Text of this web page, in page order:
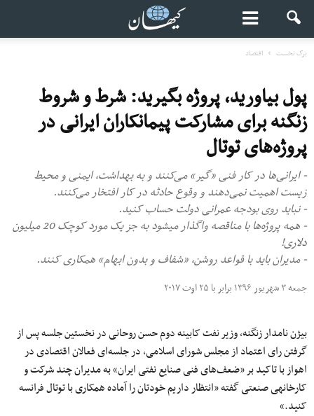
برگ نخست اقتصاد
پول بیاورید، پروژه بگیرید: شرط و شروط
زنگنه برای مشارکت پیمانکاران ایرانی در
پروژه‌های توتال
- ایرانی‌ها در کار فنی «گیر» می‌کنند و به بهداشت، ایمنی و محیط
زیست اهمیت نمی‌دهند و وقوع حادثه در کار افتخار می‌کنند.
- نباید روی بودجه عمرانی دولت حساب کنید.
- همه پروژه‌ها با مناقصه واگذار می‎شود به جز یک مورد کوچک 20 میلیون
دلاری!
- مدیران باید با قواعد روشن، «شفاف و بدون ابهام» همکاری کنند.
جمعه ۳ شهریور ۱۳۹۶ برابر با ۲۵ اوت ۲۰۱۷
بیژن نامدار زنگنه، وزیر نفت کابینه دوم حسن روحانی در نخستین جلسه پس از
گرفتن رای اعتماد از مجلس شورای اسلامی، در جلسه‌ای فعالان اقتصادی در
اهواز با تاکید بر «ضعف‌های فنی صنایع نفتی ایران» به مدیران چند شرکت و
کارخانه‎ی صنعتی گفته «انتظار داریم خودتان را آماده همکاری با توتال فرانسه
کنید.»